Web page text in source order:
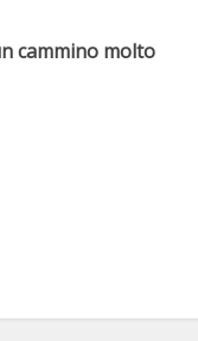
cammino molto